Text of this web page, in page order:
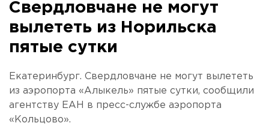
Свердловчане не могут
вылететь из Норильска
пятые сутки
Екатеринбург. Свердловчане не могут вылететь
из аэропорта «Алыкель» пятые сутки, сообщили
агентству ЕАН в пресс-службе аэропорта
«Кольцово».